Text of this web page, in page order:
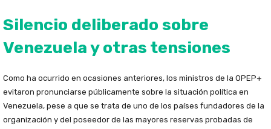
Silencio deliberado sobre
Venezuela y otras tensiones
Como ha ocurrido en ocasiones anteriores, los ministros de la OPEP+
evitaron pronunciarse públicamente sobre la situación política en
Venezuela, pese a que se trata de uno de los países fundadores de la
organización y del poseedor de las mayores reservas probadas de